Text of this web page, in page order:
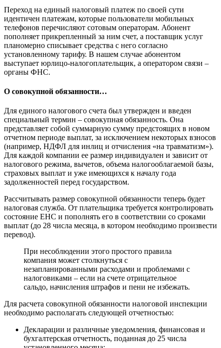
Переход на единый налоговый платеж по своей сути
идентичен платежам, которые пользователи мобильных
телефонов перечисляют сотовым операторам. Абонент
пополняет прикрепленный за ним счет, а поставщик услуг
планомерно списывает средства с него согласно
установленному тарифу. В нашем случае абонентом
выступает юрлицо-налогоплательщик, а оператором связи –
органы ФНС.
О совокупной обязанности…
Для единого налогового счета был утвержден и введен
специальный термин – совокупная обязанность. Она
представляет собой суммарную сумму предстоящих в новом
отчетном периоде выплат, за исключением некоторых взносов
(например, НДФЛ для инлиц и отчисления «на травматизм»).
Для каждой компании ее размер индивидуален и зависит от
налогового режима, вычетов, объема налогооблагаемой базы,
страховых выплат и уже имеющихся к началу года
задолженностей перед государством.
Рассчитывать размер совокупной обязанности теперь будет
налоговая служба. От плательщика требуется контролировать
состояние ЕНС и пополнять его в соответствии со сроками
выплат (до 28 числа месяца, в котором необходимо произвести
перевод).
При несоблюдении этого простого правила
компания может столкнуться с
незапланированными расходами и проблемами с
налоговиками – если на счете отрицательное
сальдо, начисления штрафов и пени не избежать.
Для расчета совокупной обязанности налоговой инспекции
необходимо располагать следующей отчетностью:
Декларации и различные уведомления, финансовая и
бухгалтерская отчетность, поданная до 25 числа